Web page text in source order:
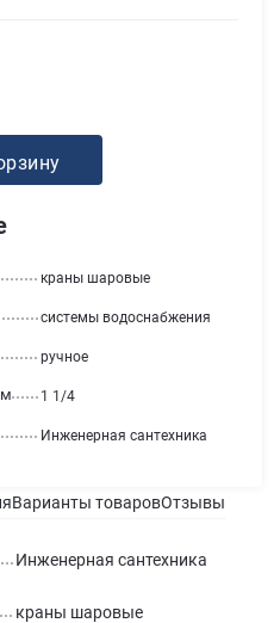
Инженерная сантехника
краны шаровые
системы водоснабжения
ручное
1 1/4
Варианты товаровОтзывы
Инженерная сантехника
краны шаровые